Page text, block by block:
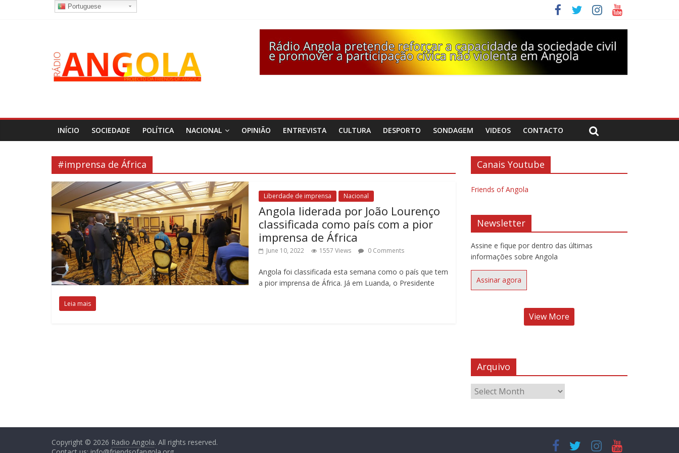
INÍCIO SOCIEDADE POLÍTICA NACIONAL OPINIÃO ENTREVISTA CULTURA DESPORTO SONDAGEM VIDEOS CONTACTO
#imprensa de África
Liberdade de imprensa Nacional
Angola liderada por João Lourenço
classificada como país com a pior
imprensa de África
June 10, 2022 1557 Views 0 Comments
Angola foi classificada esta semana como o país que tem
a pior imprensa de África. Já em Luanda, o Presidente
Leia mais
Canais Youtube
Friends of Angola
Newsletter
Assine e fique por dentro das últimas
informações sobre Angola
Assinar agora
View More
Arquivo
Copyright © 2026 Radio Angola. All rights reserved.
Portuguese